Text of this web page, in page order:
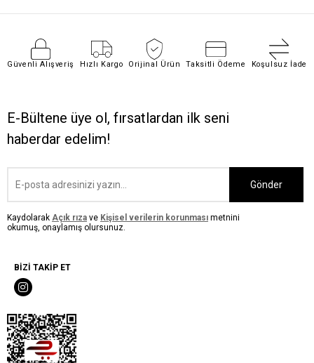
Güvenli Alışveriş Hızlı Kargo Orijinal Ürün Taksitli Ödeme Koşulsuz İade
E-Bültene üye ol, fırsatlardan ilk seni
haberdar edelim!
Gönder
Kaydolarak Açık rıza ve Kişisel verilerin korunması metnini
okumuş, onaylamış olursunuz.
BİZİ TAKİP ET